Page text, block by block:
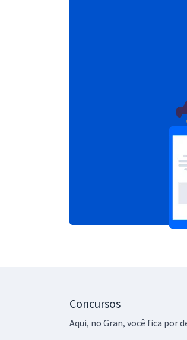
Concursos
Aqui, no Gran, você fica por